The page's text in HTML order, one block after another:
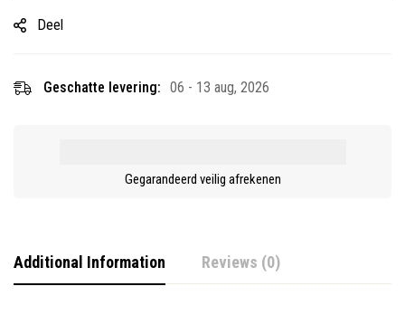
Deel
Geschatte levering: 06 - 13 aug, 2026
Gegarandeerd veilig afrekenen
Additional Information Reviews (0)